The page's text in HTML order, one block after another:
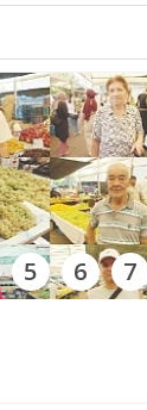
5 6 7